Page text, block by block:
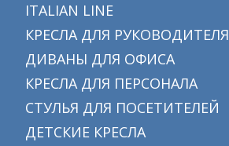
ITALIAN LINE
КРЕСЛА ДЛЯ РУКОВОДИТЕЛЯ
ДИВАНЫ ДЛЯ ОФИСА
КРЕСЛА ДЛЯ ПЕРСОНАЛА
СТУЛЬЯ ДЛЯ ПОСЕТИТЕЛЕЙ
ДЕТСКИЕ КРЕСЛА